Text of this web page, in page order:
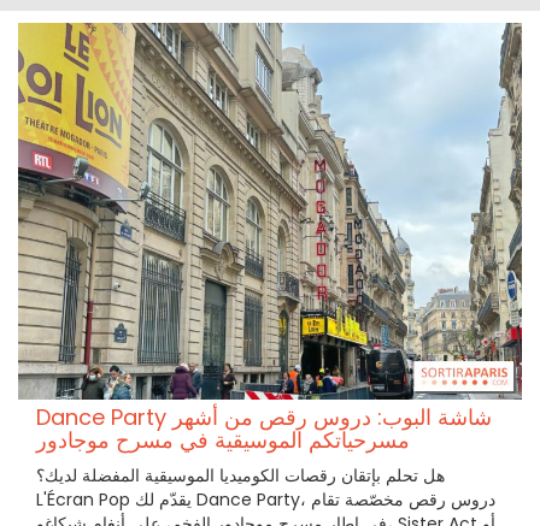
Dance Party شاشة البوب: دروس رقص من أشهر
مسرحياتكم الموسيقية في مسرح موجادور
هل تحلم بإتقان رقصات الكوميديا الموسيقية المفضلة لديك؟
L'Écran Pop يقدّم لك Dance Party، دروس رقص مخصّصة تقام